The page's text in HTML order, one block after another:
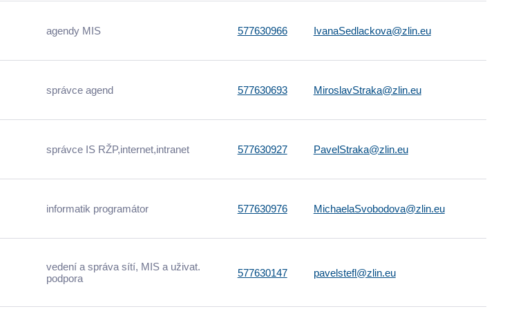
agendy MIS 577630966 IvanaSedlackova@zlin.eu
správce agend 577630693 MiroslavStraka@zlin.eu
správce IS RŽP,internet,intranet 577630927 PavelStraka@zlin.eu
informatik programátor 577630976 MichaelaSvobodova@zlin.eu
vedení a správa sítí, MIS a uživat.
podpora
577630147 pavelstefl@zlin.eu